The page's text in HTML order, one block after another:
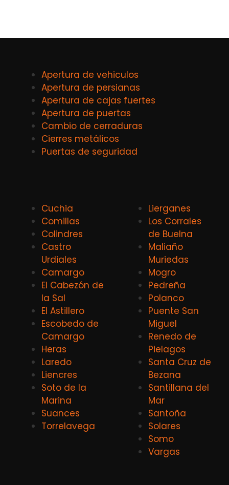
Apertura de vehiculos
Apertura de persianas
Apertura de cajas fuertes
Apertura de puertas
Cambio de cerraduras
Cierres metálicos
Puertas de seguridad
Cuchia
Comillas
Colindres
Castro
Urdiales
Camargo
El Cabezón de
la Sal
El Astillero
Escobedo de
Camargo
Heras
Laredo
Liencres
Soto de la
Marina
Suances
Torrelavega
Lierganes
Los Corrales
de Buelna
Maliaño
Muriedas
Mogro
Pedreña
Polanco
Puente San
Miguel
Renedo de
Pielagos
Santa Cruz de
Bezana
Santillana del
Mar
Santoña
Solares
Somo
Vargas